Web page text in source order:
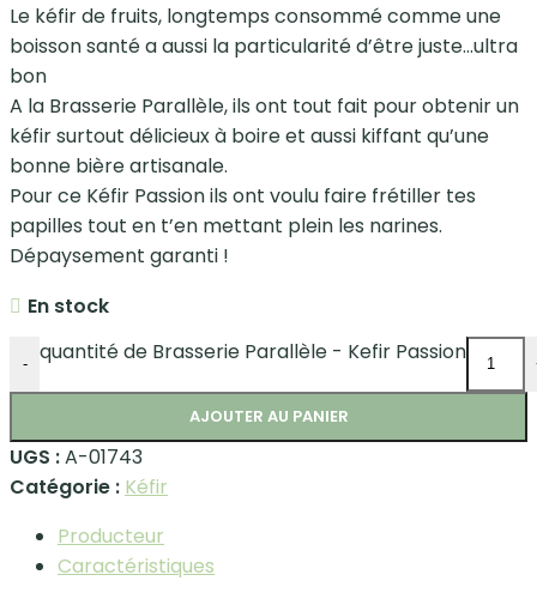
Le kéfir de fruits, longtemps consommé comme une
boisson santé a aussi la particularité d’être juste…ultra
bon
A la Brasserie Parallèle, ils ont tout fait pour obtenir un
kéfir surtout délicieux à boire et aussi kiffant qu’une
bonne bière artisanale.
Pour ce Kéfir Passion ils ont voulu faire frétiller tes
papilles tout en t’en mettant plein les narines.
Dépaysement garanti !
En stock
- quantité de Brasserie Parallèle - Kefir Passion
AJOUTER AU PANIER
UGS :A-01743
Catégorie : Kéfir
Producteur
Caractéristiques